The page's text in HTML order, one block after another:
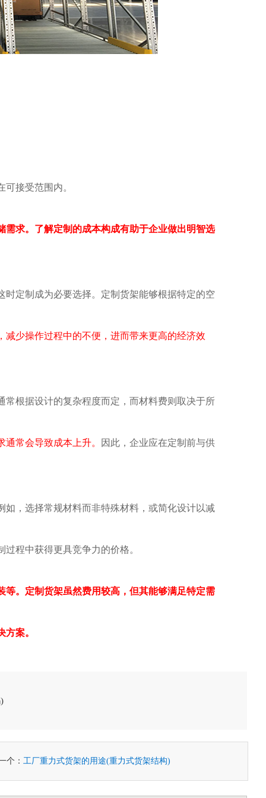
接受范围内。
求。了解定制的成本构成有助于企业做出明智选
时定制成为必要选择。定制货架能够根据特定的空
少操作过程中的不便，进而带来更高的经济效
常根据设计的复杂程度而定，而材料费则取决于所
常会导致成本上升。 因此，企业应在定制前与供
如，选择常规材料而非特殊材料，或简化设计以减
程中获得更具竞争力的价格。
。定制货架虽然费用较高，但其能够满足特定需
案。
个： 工厂重力式货架的用途(重力式货架结构)